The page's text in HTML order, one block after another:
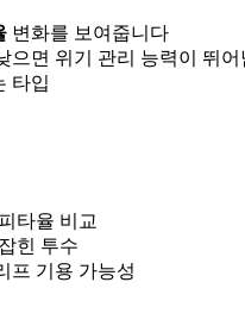
변화를 보여줍니다
으면 위기 관리 능력이 뛰어
타입
타율 비교
힌 투수
프 기용 가능성